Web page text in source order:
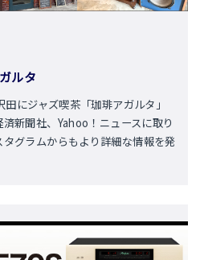
ルタ
にジャズ喫茶「珈琲アガルタ」
新聞社、Yahoo！ニュースに取り
タグラムからもより詳細な情報を発